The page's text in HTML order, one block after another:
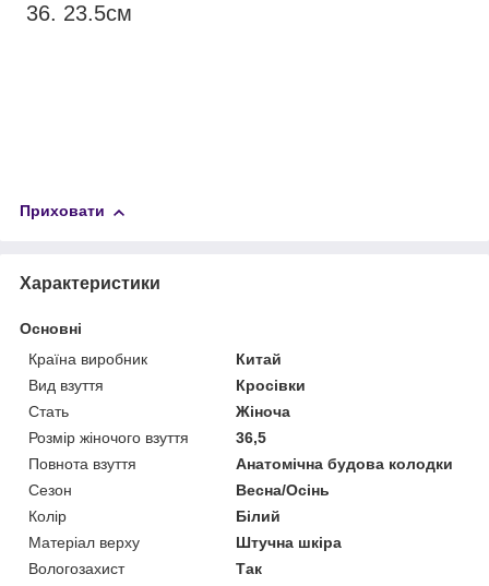
36. 23.5см
Приховати
Характеристики
Основні
Країна виробник
Китай
Вид взуття
Кросівки
Стать
Жіноча
Розмір жіночого взуття
36,5
Повнота взуття
Анатомічна будова колодки
Сезон
Весна/Осінь
Колір
Білий
Матеріал верху
Штучна шкіра
Вологозахист
Так